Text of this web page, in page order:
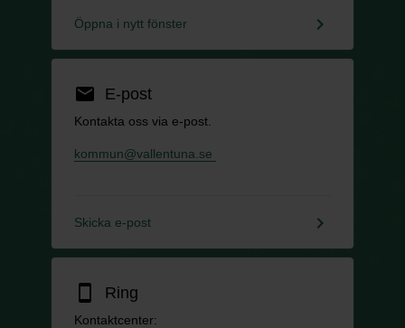
Öppna i nytt fönster keyboard_arrow_right
email E-post
Kontakta oss via e-post.
kommun@vallentuna.se
Skicka e-post keyboard_arrow_right
smartphone Ring
Kontaktcenter: